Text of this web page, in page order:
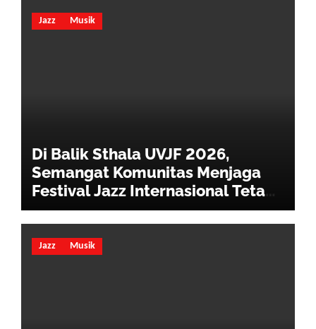
Jazz Musik
Di Balik Sthala UVJF 2026,
Semangat Komunitas Menjaga
Festival Jazz Internasional Tetap
Hidup
Jazz Musik